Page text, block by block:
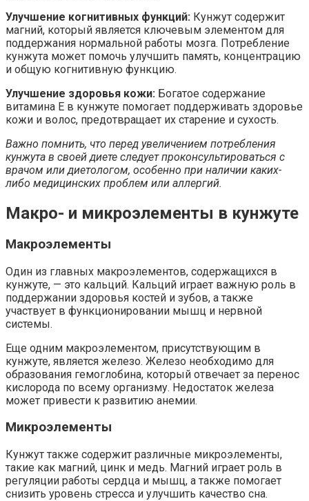
Улучшение когнитивных функций: Кунжут содержит
магний, который является ключевым элементом для
поддержания нормальной работы мозга. Потребление
кунжута может помочь улучшить память, концентрацию
и общую когнитивную функцию.
Улучшение здоровья кожи: Богатое содержание
витамина Е в кунжуте помогает поддерживать здоровье
кожи и волос, предотвращает их старение и сухость.
Важно помнить, что перед увеличением потребления
кунжута в своей диете следует проконсультироваться с
врачом или диетологом, особенно при наличии каких-
либо медицинских проблем или аллергий.
Макро- и микроэлементы в кунжуте
Макроэлементы
Один из главных макроэлементов, содержащихся в
кунжуте, — это кальций. Кальций играет важную роль в
поддержании здоровья костей и зубов, а также
участвует в функционировании мышц и нервной
системы.
Еще одним макроэлементом, присутствующим в
кунжуте, является железо. Железо необходимо для
образования гемоглобина, который отвечает за перенос
кислорода по всему организму. Недостаток железа
может привести к развитию анемии.
Микроэлементы
Кунжут также содержит различные микроэлементы,
такие как магний, цинк и медь. Магний играет роль в
регуляции работы сердца и мышц, а также помогает
снизить уровень стресса и улучшить качество сна.